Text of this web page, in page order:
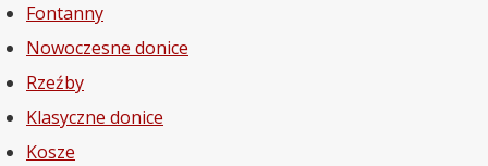
Fontanny
Nowoczesne donice
Rzeźby
Klasyczne donice
Kosze